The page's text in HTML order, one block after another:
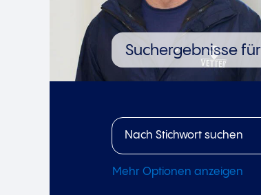
Suchergebnisse für
Mehr Optionen anzeigen